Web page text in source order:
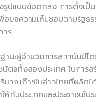
รูปแบบข้อตกลง การตั้งเป็
อขอความเห็นชอบตามรัฐ
าร
านะผู้อำนวยการสถาบันปิโ
ยชน์ต่อทั้งสองประเทศ ใน
มาณก๊าซในอ่าวไทยที่ผลิ
บประเทศและประชาชนในร